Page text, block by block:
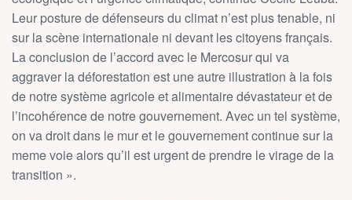
Leur posture de défenseurs du climat n’est plus tenable, ni
sur la scène internationale ni devant les citoyens français.
La conclusion de l’accord avec le Mercosur qui va
aggraver la déforestation est une autre illustration à la fois
de notre système agricole et alimentaire dévastateur et de
l’incohérence de notre gouvernement. Avec un tel système,
on va droit dans le mur et le gouvernement continue sur la
meme voie alors qu’il est urgent de prendre le virage de la
transition ».